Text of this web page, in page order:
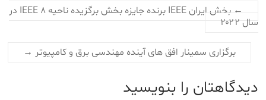
←
بخش ایران IEEE برنده جایزه بخش برگزیده ناحیه ۸ IEEE در
سال ۲۰۲۲‎‎
برگزاری سمینار افق های آینده مهندسی برق و کامپیوتر →
دیدگاهتان را بنویسید